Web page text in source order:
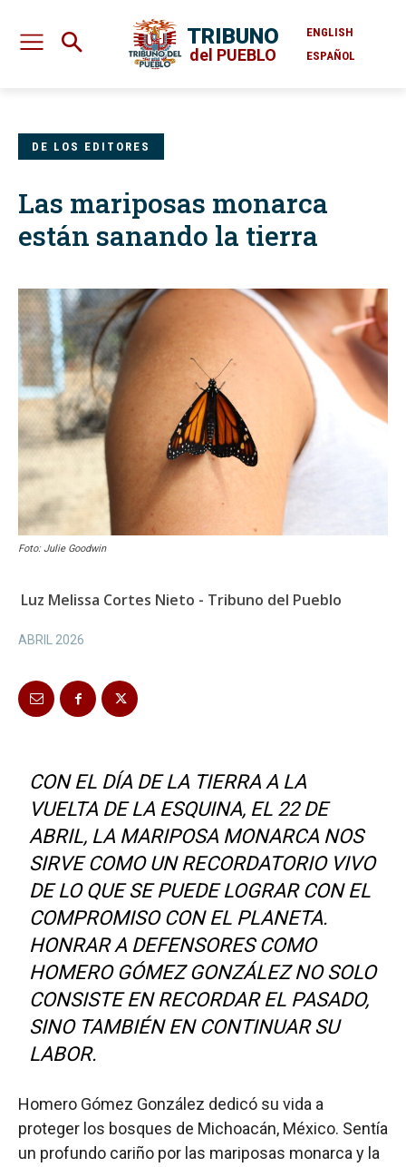
TRIBUNO
del PUEBLO
ENGLISH
ESPAÑOL
DE LOS EDITORES
Las mariposas monarca
están sanando la tierra
Foto: Julie Goodwin
Luz Melissa Cortes Nieto - Tribuno del Pueblo
ABRIL 2026
CON EL DÍA DE LA TIERRA A LA
VUELTA DE LA ESQUINA, EL 22 DE
ABRIL, LA MARIPOSA MONARCA NOS
SIRVE COMO UN RECORDATORIO VIVO
DE LO QUE SE PUEDE LOGRAR CON EL
COMPROMISO CON EL PLANETA.
HONRAR A DEFENSORES COMO
HOMERO GÓMEZ GONZÁLEZNO SOLO
CONSISTE EN RECORDAR EL PASADO,
SINO TAMBIÉN EN CONTINUAR SU
LABOR.
Homero Gómez González dedicó su vida a
proteger los bosques de Michoacán, México. Sentía
un profundo cariño por las mariposas monarca y la